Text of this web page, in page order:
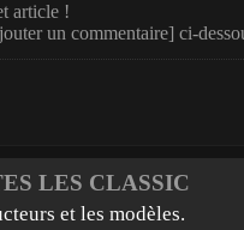
article !
un commentaire] ci-
LES CLASSIC
et les modèles.